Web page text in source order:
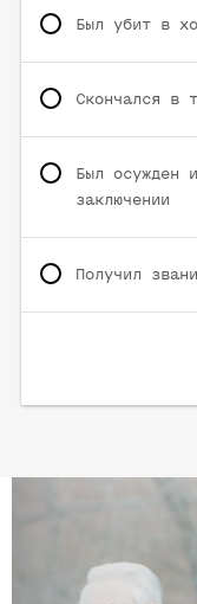
Был убит в
Скончался в
Был осужден
заключении
Получил